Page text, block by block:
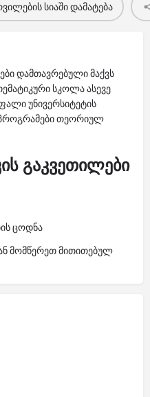
სიაში დამატება
დამთავრებული მაქვს
სკოლა ასევე
უნივერსიტეტის
თეორიულ
გაკვეთილები
ცოდნა
მომწერეთ მითითებულ